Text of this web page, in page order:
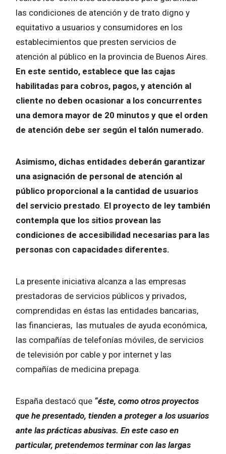
las condiciones de atención y de trato digno y
equitativo a usuarios y consumidores en los
establecimientos que presten servicios de
atención al público en la provincia de Buenos Aires.
En este sentido, establece que las cajas
habilitadas para cobros, pagos, y atención al
cliente no deben ocasionar a los concurrentes
una demora mayor de 20 minutos y que el orden
de atención debe ser según el talón numerado.
Asimismo, dichas entidades deberán garantizar
una asignación de personal de atención al
público proporcional a la cantidad de usuarios
del servicio prestado. El proyecto de ley también
contempla que los sitios provean las
condiciones de accesibilidad necesarias para las
personas con capacidades diferentes.
La presente iniciativa alcanza a las empresas
prestadoras de servicios públicos y privados,
comprendidas en éstas las entidades bancarias,
las financieras, las mutuales de ayuda económica,
las compañías de telefonías móviles, de servicios
de televisión por cable y por internet y las
compañías de medicina prepaga.
España destacó que “éste, como otros proyectos
que he presentado, tienden a proteger a los usuarios
ante las prácticas abusivas. En este caso en
particular, pretendemos terminar con las largas